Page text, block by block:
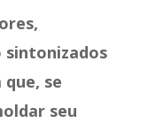
sintonizados
que, se
seu